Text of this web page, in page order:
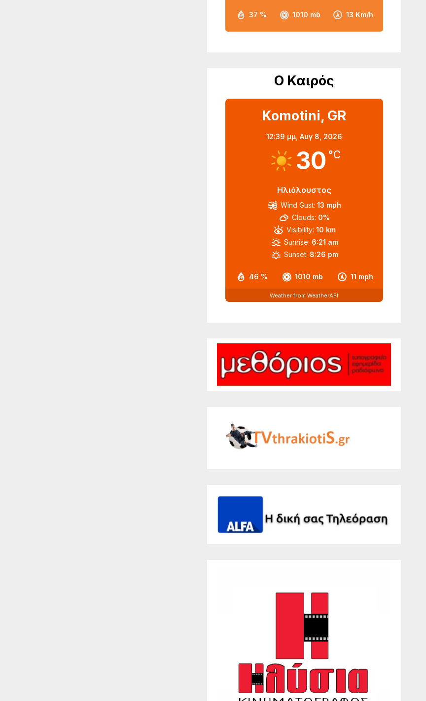
37 % 1010 mb 13 Km/h
Ο Καιρός
Komotini, GR
12:39 μμ, Αυγ 8, 2026
30 °C
Ηλιόλουστος
46 % 1010 mb 11 mph
Wind Gust: 13 mph
Clouds: 0%
Visibility: 10 km
Sunrise: 6:21 am
Sunset: 8:26 pm
Weather from WeatherAPI